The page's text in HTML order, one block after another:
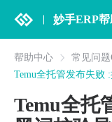
妙手ERP
帮助中心 常见问
Temu全托管发布失败
Temu全托